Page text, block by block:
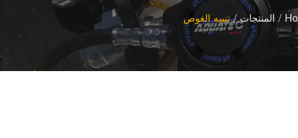
/ المنتجات / تنبيه الغوص